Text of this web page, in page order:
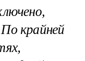
крайней